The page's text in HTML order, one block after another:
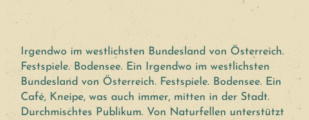
Irgendwo im westlichsten Bundesland von Österreich.
Festspiele. Bodensee. Ein Irgendwo im westlichsten
Bundesland von Österreich. Festspiele. Bodensee. Ein
Café, Kneipe, was auch immer, mitten in der Stadt.
Durchmischtes Publikum. Von Naturfellen unterstützt